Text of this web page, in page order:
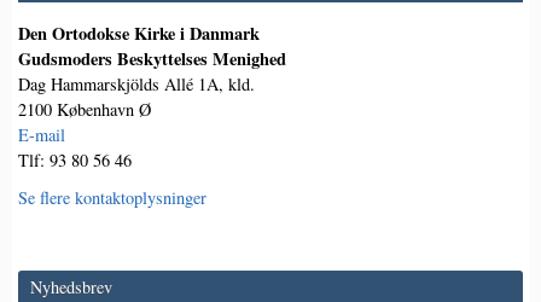
Den Ortodokse Kirke i Danmark
Gudsmoders Beskyttelses Menighed
Dag Hammarskjölds Allé 1A, kld.
2100 København Ø
E-mail
Tlf: 93 80 56 46
Se flere kontaktoplysninger
Nyhedsbrev